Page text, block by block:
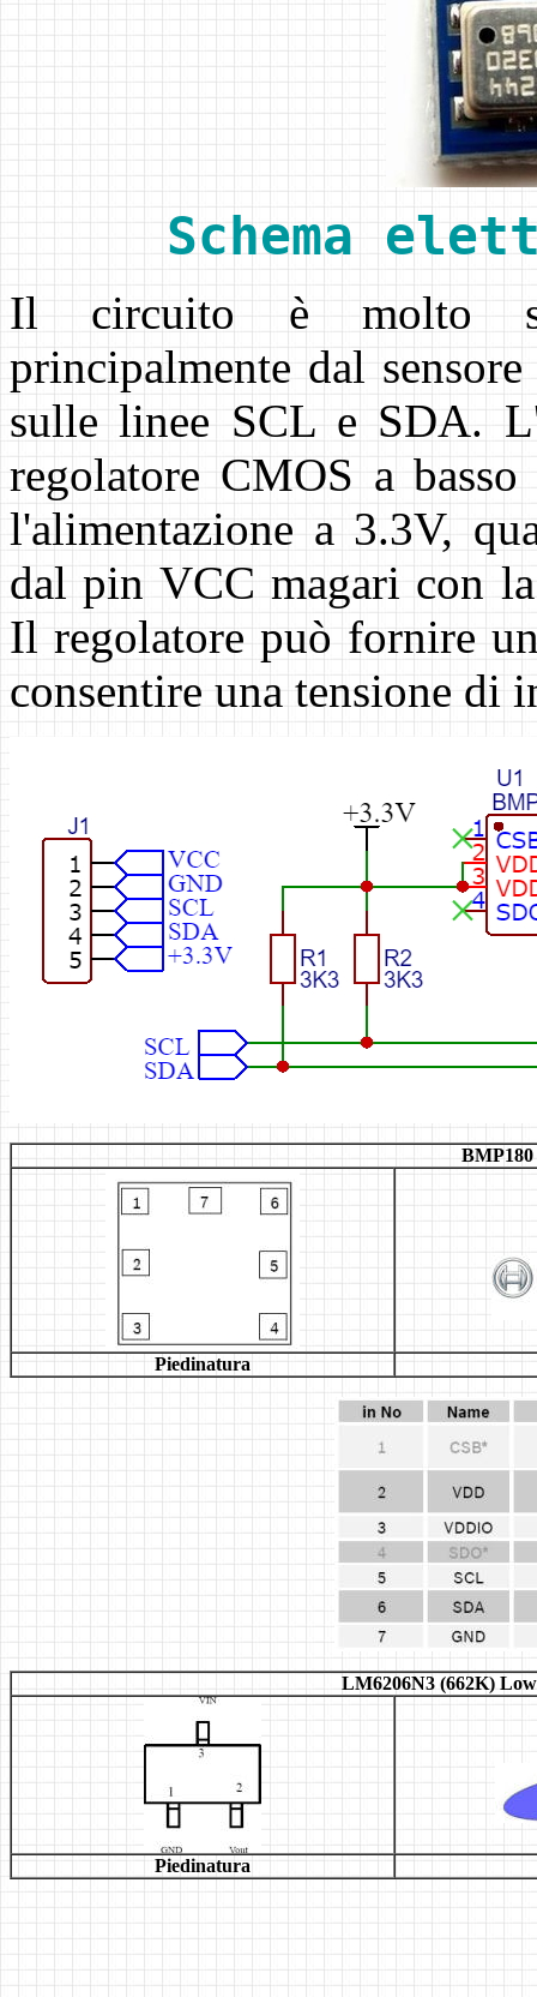
Schema
Il circuito è molto
principalmente dal
sulle linee SCL e SDA.
regolatore CMOS a
l'alimentazione a 3.3V,
dal pin VCC magari con
Il regolatore può fornire
consentire una tensione di
BMP180
Piedinatura
LM6206N3 (662K)
Piedinatura